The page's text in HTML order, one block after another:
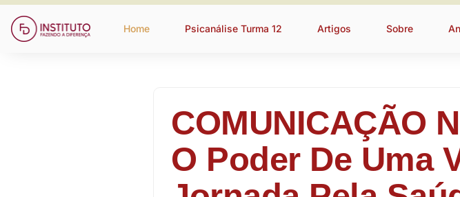
Home Psicanálise Turma 12 Artigos Sobre
COMUNICAÇÃO
O Poder De Uma